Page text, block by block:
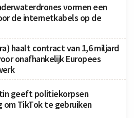
vormen een
de internetkabels op de
haalt contract van 1,6 miljard
onafhankelijk Europees
geeft politiekorpsen
TikTok te gebruiken